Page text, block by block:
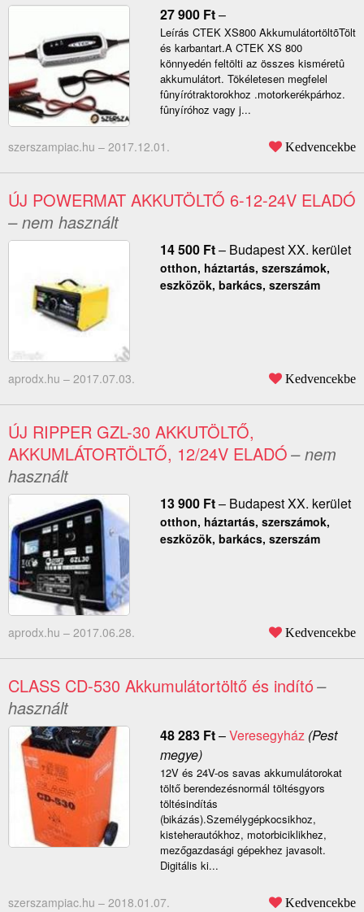
27 900 Ft–
Leírás CTEK XS800 AkkumulátortöltõTölt
és karbantart.A CTEK XS 800
könnyedén feltölti az összes kisméretû
akkumulátort. Tökéletesen megfelel
fûnyírótraktorokhoz .motorkerékpárhoz.
fûnyíróhoz vagy j...
szerszampiac.hu – 2017.12.01. Kedvencekbe
ÚJ POWERMAT AKKUTÖLTŐ 6-12-24V ELADÓ
– nem használt
14 500 Ft– Budapest XX. kerület
otthon, háztartás, szerszámok,
eszközök, barkács, szerszám
aprodx.hu – 2017.07.03. Kedvencekbe
ÚJ RIPPER GZL-30 AKKUTÖLTŐ,
AKKUMLÁTORTÖLTŐ, 12/24V ELADÓ– nem
használt
13 900 Ft– Budapest XX. kerület
otthon, háztartás, szerszámok,
eszközök, barkács, szerszám
aprodx.hu – 2017.06.28. Kedvencekbe
CLASS CD-530 Akkumulátortöltő és indító–
használt
48 283 Ft–Veresegyház(Pest
megye)
12V és 24V-os savas akkumulátorokat
töltő berendezésnormál töltésgyors
töltésindítás
(bikázás).Személygépkocsikhoz,
kisteherautókhoz, motorbiciklikhez,
mezőgazdasági gépekhez javasolt.
Digitális ki...
szerszampiac.hu – 2018.01.07. Kedvencekbe